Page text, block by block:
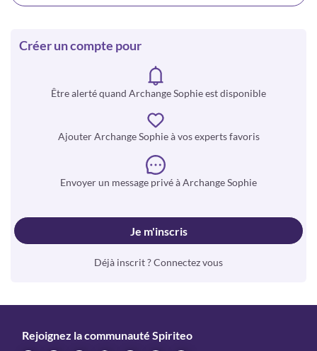
Créer un compte pour
Être alerté quand Archange Sophie est disponible
Ajouter Archange Sophie à vos experts favoris
Envoyer un message privé à Archange Sophie
Je m'inscris
Déjà inscrit ? Connectez vous
Rejoignez la communauté Spiriteo